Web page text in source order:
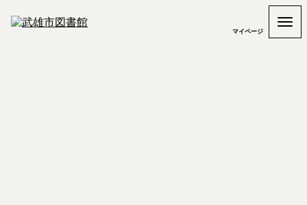
マイページ